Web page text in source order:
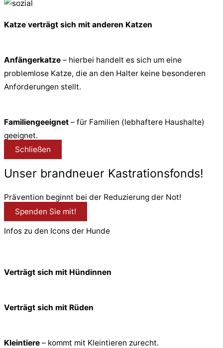
Katze verträgt sich mit anderen Katzen
Anfängerkatze – hierbei handelt es sich um eine
problemlose Katze, die an den Halter keine besonderen
Anforderungen stellt.
Familiengeeignet – für Familien (lebhaftere Haushalte)
geeignet.
Schließen
Unser brandneuer Kastrationsfonds!
Prävention beginnt bei der Reduzierung der Not!
Spenden Sie mit!
Infos zu den Icons der Hunde
Verträgt sich mit Hündinnen
Verträgt sich mit Rüden
Kleintiere – kommt mit Kleintieren zurecht.